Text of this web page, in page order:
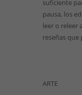
suficiente
pausa, los
leer o releer
reseñas que
ARTE